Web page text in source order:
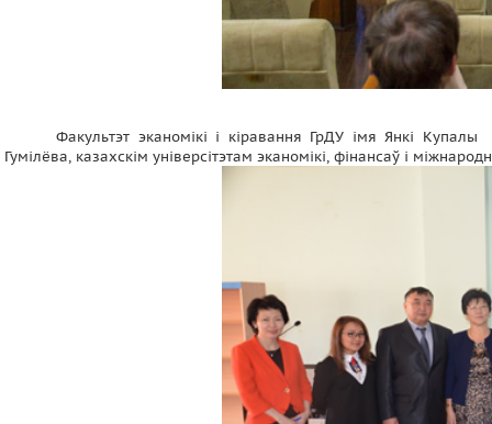
Факультэт эканомікі і кіравання ГрДУ імя Янкі
Гумілёва, казахскім універсітэтам эканомікі, фінансаў і